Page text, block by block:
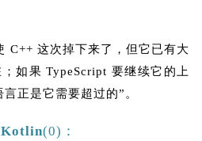
C++ 这次掉下来了，但它已有大
如果 TypeScript 要继续它的上
正是它需要超过的”。
Kotlin(0)：